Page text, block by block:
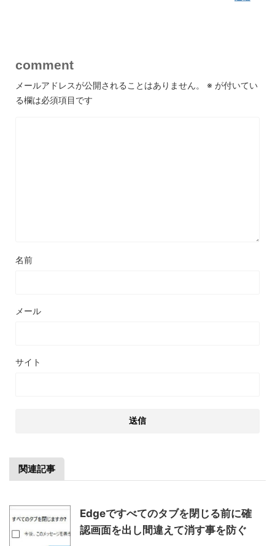
comment
メールアドレスが公開されることはありません。 ※ が付いてい
る欄は必須項目です
名前
メール
サイト
関連記事
Edgeですべてのタブを閉じる前に確
認画面を出し間違えて消す事を防ぐ